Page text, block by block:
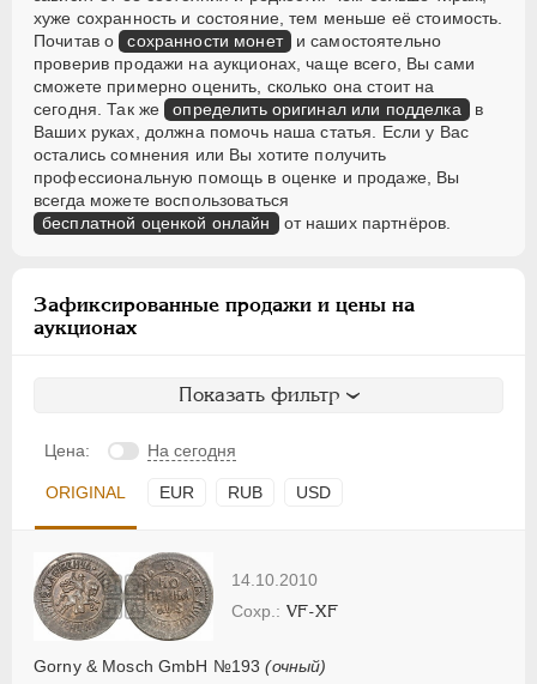
хуже сохранность и состояние, тем меньше её стоимость.
Почитав о сохранности монет и самостоятельно
проверив продажи на аукционах, чаще всего, Вы сами
сможете примерно оценить, сколько она стоит на
сегодня. Так же определить оригинал или подделка в
Ваших руках, должна помочь наша статья. Если у Вас
остались сомнения или Вы хотите получить
профессиональную помощь в оценке и продаже, Вы
всегда можете воспользоваться
бесплатной оценкой онлайн от наших партнёров.
Зафиксированные продажи и цены на
аукционах
Показать фильтр
Цена: На сегодня
ORIGINAL EUR RUB USD
14.10.2010
Gorny & Mosch GmbH №193(очный)
VF-XF